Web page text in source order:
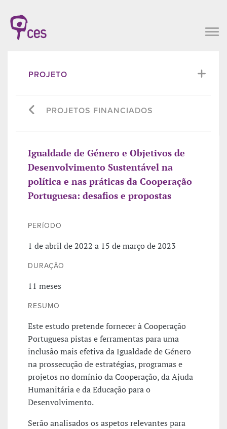
PROJETO
PROJETOS FINANCIADOS
Igualdade de Género e Objetivos de
Desenvolvimento Sustentável na
política e nas práticas da Cooperação
Portuguesa: desafios e propostas
PERÍODO
1 de abril de 2022 a 15 de março de 2023
DURAÇÃO
11 meses
RESUMO
Este estudo pretende fornecer à Cooperação
Portuguesa pistas e ferramentas para uma
inclusão mais efetiva da Igualdade de Género
na prossecução de estratégias, programas e
projetos no domínio da Cooperação, da Ajuda
Humanitária e da Educação para o
Desenvolvimento.
Serão analisados os aspetos relevantes para